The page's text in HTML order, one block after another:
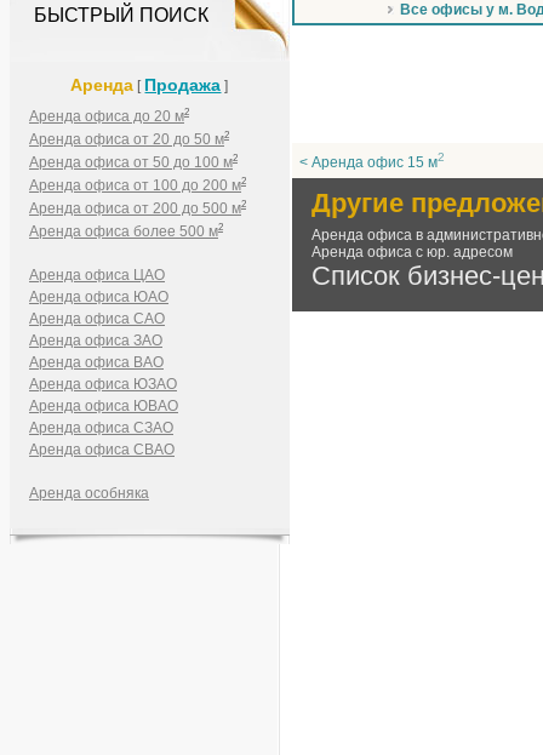
БЫСТРЫЙ ПОИСК
Аренда [ Продажа ]
Аренда офиса до 20 м2
Аренда офиса от 20 до 50 м2
Аренда офиса от 50 до 100 м2
Аренда офиса от 100 до 200 м2
Аренда офиса от 200 до 500 м2
Аренда офиса более 500 м2
Аренда офиса ЦАО
Аренда офиса ЮАО
Аренда офиса САО
Аренда офиса ЗАО
Аренда офиса ВАО
Аренда офиса ЮЗАО
Аренда офиса ЮВАО
Аренда офиса СЗАО
Аренда офиса СВАО
Аренда особняка
Все офисы у м.
< Аренда офис 15 м2
Другие
Аренда офиса в
Аренда офиса с юр. адресом
Список бизнес-